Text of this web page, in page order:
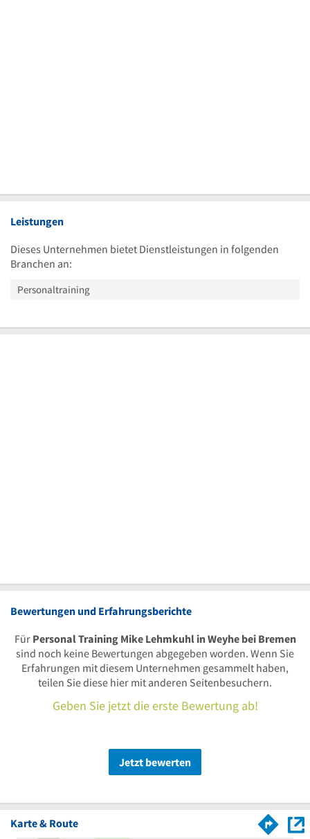
Leistungen
Dieses Unternehmen bietet Dienstleistungen in folgenden
Branchen an:
Personaltraining
Bewertungen und Erfahrungsberichte
Für Personal Training Mike Lehmkuhl in Weyhe bei Bremen
sind noch keine Bewertungen abgegeben worden. Wenn Sie
Erfahrungen mit diesem Unternehmen gesammelt haben,
teilen Sie diese hier mit anderen Seitenbesuchern.
Geben Sie jetzt die erste Bewertung ab!
Jetzt bewerten
Karte & Route